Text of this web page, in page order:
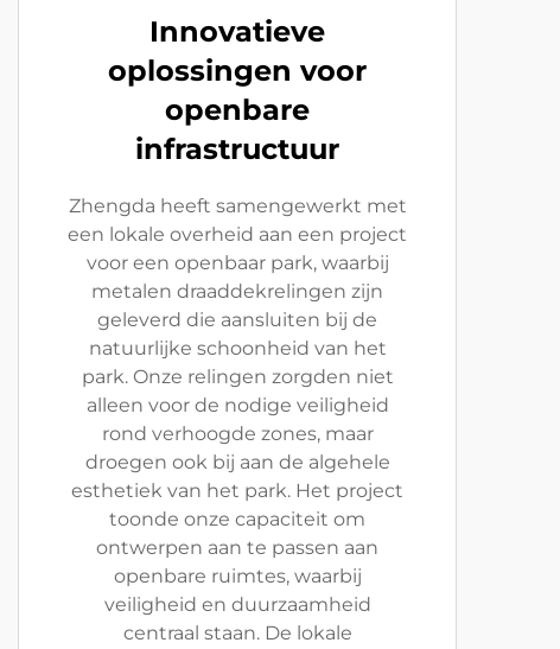
Innovatieve
oplossingen voor
openbare
infrastructuur
Zhengda heeft samengewerkt met
een lokale overheid aan een project
voor een openbaar park, waarbij
metalen draaddekrelingen zijn
geleverd die aansluiten bij de
natuurlijke schoonheid van het
park. Onze relingen zorgden niet
alleen voor de nodige veiligheid
rond verhoogde zones, maar
droegen ook bij aan de algehele
esthetiek van het park. Het project
toonde onze capaciteit om
ontwerpen aan te passen aan
openbare ruimtes, waarbij
veiligheid en duurzaamheid
centraal staan. De lokale